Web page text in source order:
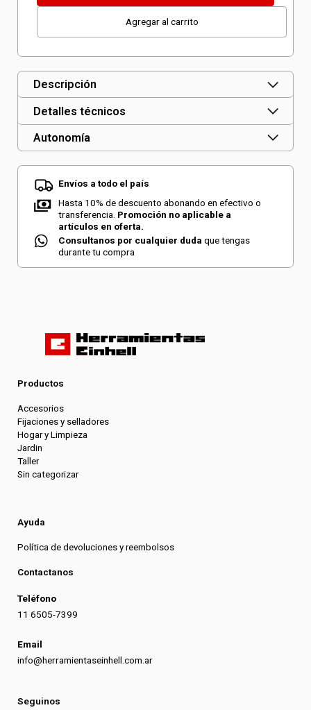
SC
cantidad
Agregar al carrito
Descripción
Detalles técnicos
Autonomía
Envíos a todo el país
Hasta 10% de descuento abonando en efectivo o
transferencia. Promoción no aplicable a
artículos en oferta.
Consultanos por cualquier duda que tengas
durante tu compra
Productos
Accesorios
Fijaciones y selladores
Hogar y Limpieza
Jardin
Taller
Sin categorizar
Ayuda
Política de devoluciones y reembolsos
Contactanos
Teléfono
11 6505-7399
Email
info@herramientaseinhell.com.ar
Seguinos